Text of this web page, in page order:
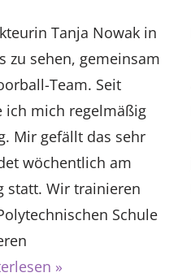
Tanja Nowak in
zu sehen, gemeinsam
Team. Seit
ich mich regelmäßig
Mir gefällt das sehr
wöchentlich am
statt. Wir trainieren
Schule
»